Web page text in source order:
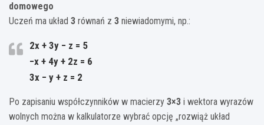
domowego
Uczeń ma układ 3 równań z 3 niewiadomymi, np.:
2x + 3y − z = 5
−x + 4y + 2z = 6
3x − y + z = 2
Po zapisaniu współczynników w macierzy 3×3 i wektora wyrazów
wolnych można w kalkulatorze wybrać opcję „rozwiąż układ